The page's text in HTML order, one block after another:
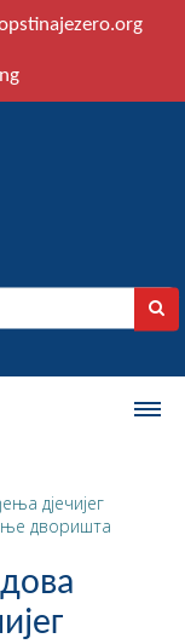
дјечијег
дворишта